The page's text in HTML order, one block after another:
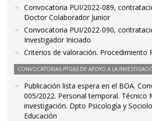
Convocatoria PUI/2022-089,
Doctor Colaborador Junior
Convocatoria PUI/2022-090,
Investigador Iniciado
Criterios de valoración. Procedimiento
CONVOCATORIAS PTGAS DE APOYO A LA
Publicación lista espera en el BOA.
005/2022. Personal temporal. Técnico
investigación. Dpto Psicología y
Educación